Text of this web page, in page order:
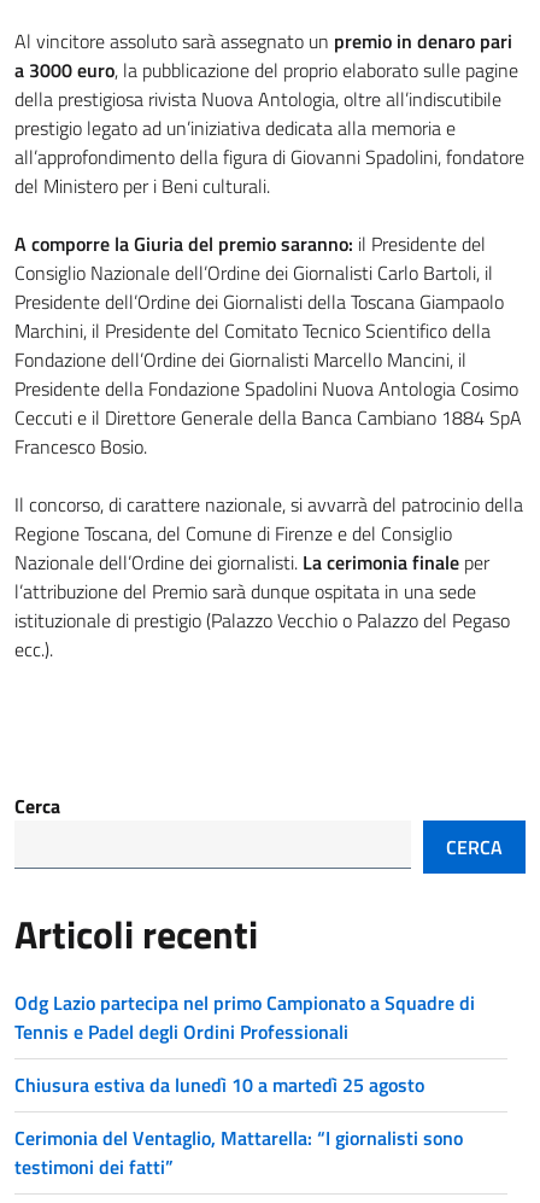
Al vincitore assoluto sarà assegnato un premio in denaro pari
a 3000 euro, la pubblicazione del proprio elaborato sulle pagine
della prestigiosa rivista Nuova Antologia, oltre all’indiscutibile
prestigio legato ad un’iniziativa dedicata alla memoria e
all’approfondimento della figura di Giovanni Spadolini, fondatore
del Ministero per i Beni culturali.
A comporre la Giuria del premio saranno: il Presidente del
Consiglio Nazionale dell’Ordine dei Giornalisti Carlo Bartoli, il
Presidente dell’Ordine dei Giornalisti della Toscana Giampaolo
Marchini, il Presidente del Comitato Tecnico Scientifico della
Fondazione dell’Ordine dei Giornalisti Marcello Mancini, il
Presidente della Fondazione Spadolini Nuova Antologia Cosimo
Ceccuti e il Direttore Generale della Banca Cambiano 1884 SpA
Francesco Bosio.
Il concorso, di carattere nazionale, si avvarrà del patrocinio della
Regione Toscana, del Comune di Firenze e del Consiglio
Nazionale dell’Ordine dei giornalisti. La cerimonia finale per
l’attribuzione del Premio sarà dunque ospitata in una sede
istituzionale di prestigio (Palazzo Vecchio o Palazzo del Pegaso
ecc.).
Cerca
CERCA
Articoli recenti
Odg Lazio partecipa nel primo Campionato a Squadre di
Tennis e Padel degli Ordini Professionali
Chiusura estiva da lunedì 10 a martedì 25 agosto
Cerimonia del Ventaglio, Mattarella: “I giornalisti sono
testimoni dei fatti”